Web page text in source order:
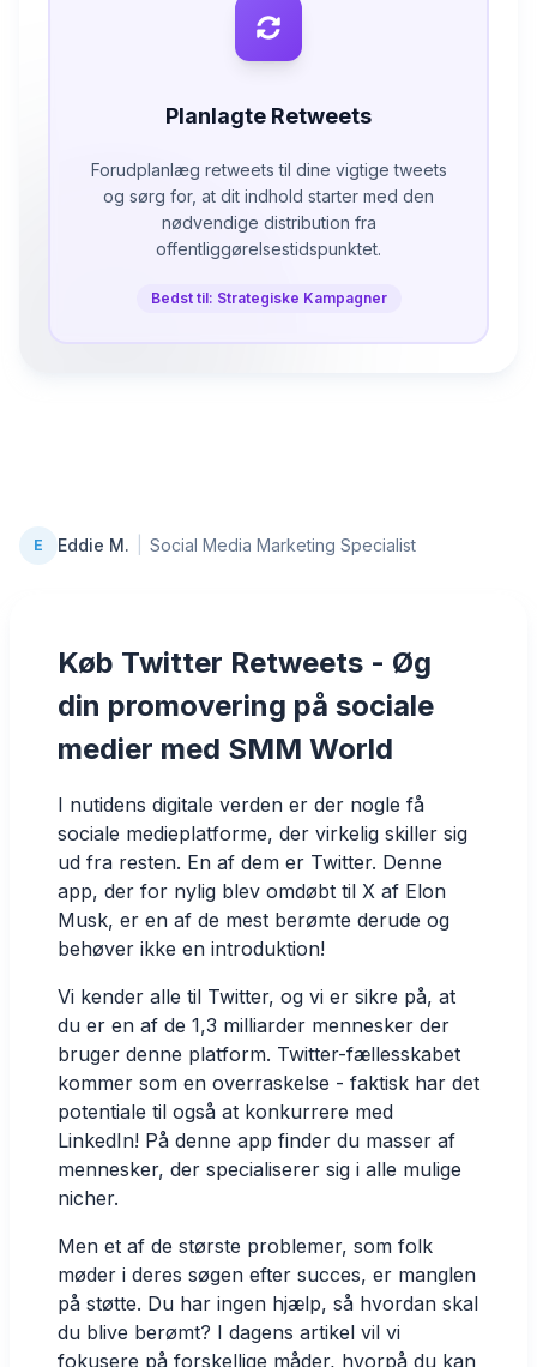
Planlagte Retweets
Forudplanlæg retweets til dine vigtige tweets
og sørg for, at dit indhold starter med den
nødvendige distribution fra
offentliggørelsestidspunktet.
Bedst til: Strategiske Kampagner
E Eddie M. Social Media Marketing Specialist
Køb Twitter Retweets - Øg
din promovering på sociale
medier med SMM World
I nutidens digitale verden er der nogle få
sociale medieplatforme, der virkelig skiller sig
ud fra resten. En af dem er Twitter. Denne
app, der for nylig blev omdøbt til X af Elon
Musk, er en af de mest berømte derude og
behøver ikke en introduktion!
Vi kender alle til Twitter, og vi er sikre på, at
du er en af de 1,3 milliarder mennesker der
bruger denne platform. Twitter-fællesskabet
kommer som en overraskelse - faktisk har det
potentiale til også at konkurrere med
LinkedIn! På denne app finder du masser af
mennesker, der specialiserer sig i alle mulige
nicher.
Men et af de største problemer, som folk
møder i deres søgen efter succes, er manglen
på støtte. Du har ingen hjælp, så hvordan skal
du blive berømt? I dagens artikel vil vi
fokusere på forskellige måder, hvorpå du kan